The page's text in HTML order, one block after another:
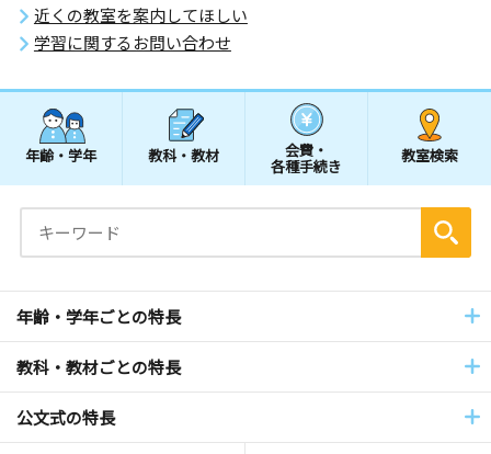
近くの教室を案内してほしい
学習に関するお問い合わせ
年齢・学年 教科・教材 会費・
各種手続き
教室検索
年齢・学年ごとの特長
教科・教材ごとの特長
公文式の特長